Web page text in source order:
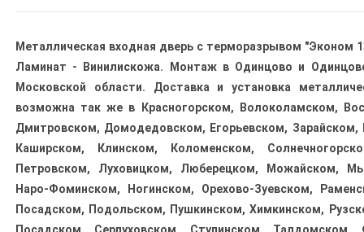
Металлическая входная дверь с терморазрывом "Эконом
Ламинат - Винилискожа. Монтаж в Одинцово и
Московской области. Доставка и установка
возможна так же в Красногорском, Волоколамском,
Дмитровском, Домодедовском, Егорьевском, Зарайском,
Каширском, Клинском, Коломенском,
Петровском, Луховицком, Люберецком, Можайском,
Наро-Фоминском, Ногинском, Орехово-Зуевском,
Посадском, Подольском, Пушкинском, Химкинском,
Посадском, Серпуховском, Ступинском, Талдомском,